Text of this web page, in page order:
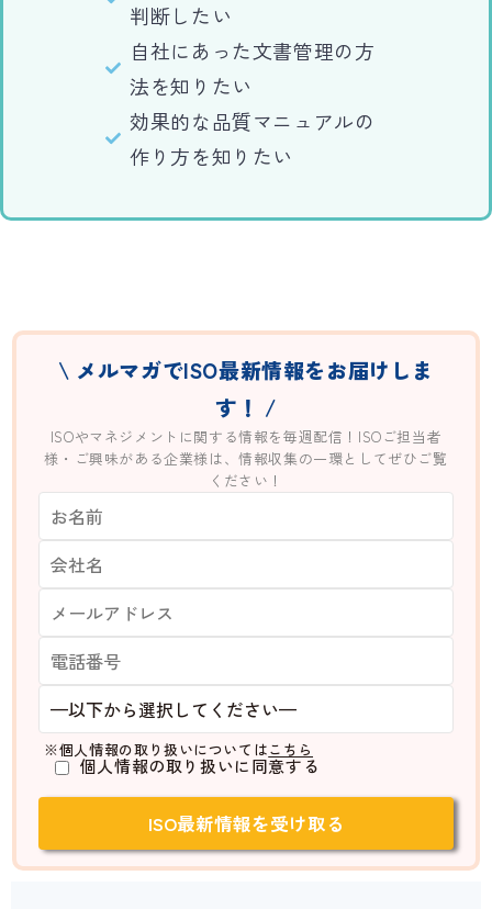
判断したい
自社にあった文書管理の方
法を知りたい
効果的な品質マニュアルの
作り方を知りたい
\ メルマガでISO最新情報をお届けしま
す！ /
ISOやマネジメントに関する情報を毎週配信！ISOご担当者
様・ご興味がある企業様は、情報収集の一環としてぜひご覧
ください！
※個人情報の取り扱いについてはこちら
個人情報の取り扱いに同意する